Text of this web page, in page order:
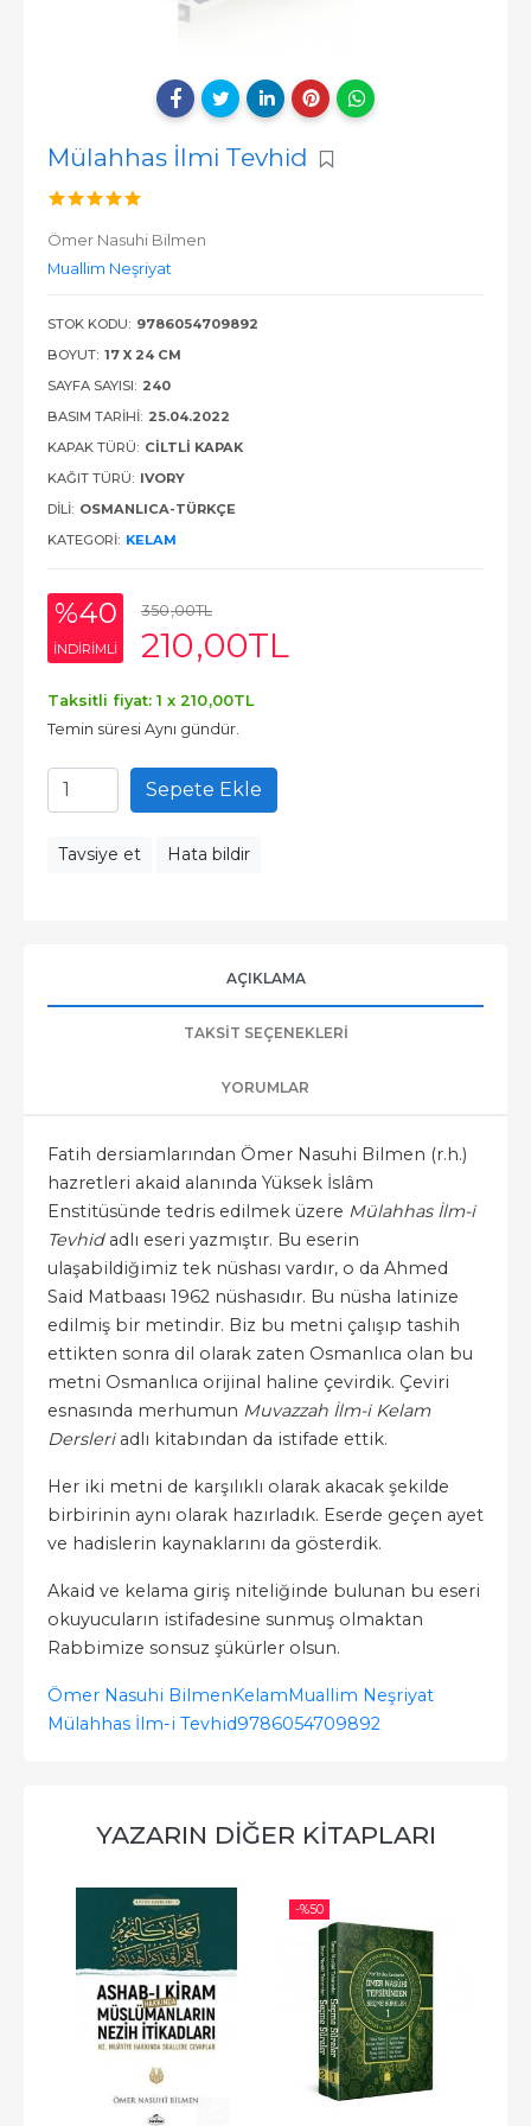
Mülahhas İlmi Tevhid
Ömer Nasuhi Bilmen
Muallim Neşriyat
STOK KODU: 9786054709892
BOYUT: 17 X 24 CM
SAYFA SAYISI: 240
BASIM TARIHI: 25.04.2022
KAPAK TÜRÜ: CILTLI KAPAK
KAĞIT TÜRÜ: IVORY
DILI: OSMANLICA-TÜRKÇE
KATEGORI: KELAM
%40
INDIRIMLI
350,00TL
210,00TL
Taksitli fiyat: 1 x 210,00TL
Temin süresi Aynı gündür.
Sepete Ekle
Tavsiye et Hata bildir
AÇIKLAMA
TAKSIT SEÇENEKLERI
YORUMLAR
Fatih dersiamlarından Ömer Nasuhi Bilmen (r.h.)
hazretleri akaid alanında Yüksek İslâm
Enstitüsünde tedris edilmek üzere Mülahhas İlm-i
Tevhidadlı eseri yazmıştır. Bu eserin
ulaşabildiğimiz tek nüshası vardır, o da Ahmed
Said Matbaası 1962 nüshasıdır. Bu nüsha latinize
edilmiş bir metindir. Biz bu metni çalışıp tashih
ettikten sonra dil olarak zaten Osmanlıca olan bu
metni Osmanlıca orijinal haline çevirdik. Çeviri
esnasında merhumun Muvazzah İlm-i Kelam
Dersleriadlı kitabından da istifade ettik.
Her iki metni de karşılıklı olarak akacak şekilde
birbirinin aynı olarak hazırladık. Eserde geçen ayet
ve hadislerin kaynaklarını da gösterdik.
Akaid ve kelama giriş niteliğinde bulunan bu eseri
okuyucuların istifadesine sunmuş olmaktan
Rabbimize sonsuz şükürler olsun.
Ömer Nasuhi BilmenKelamMuallim Neşriyat
Mülahhas İlm-i Tevhid9786054709892
YAZARIN DIĞER KITAPLARI
-%50